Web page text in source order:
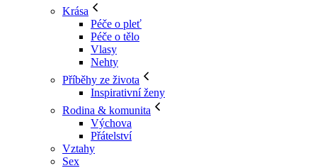
Krása
Péče o pleť
Péče o tělo
Vlasy
Nehty
Příběhy ze života
Inspirativní ženy
Rodina & komunita
Výchova
Přátelství
Vztahy
Sex